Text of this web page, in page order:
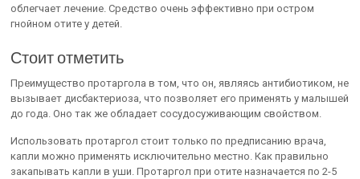
облегчает лечение. Средство очень эффективно при остром
гнойном отите у детей.
Стоит отметить
Преимущество протаргола в том, что он, являясь антибиотиком, не
вызывает дисбактериоза, что позволяет его применять у малышей
до года. Оно так же обладает сосудосуживающим свойством.
Использовать протаргол стоит только по предписанию врача,
капли можно применять исключительно местно. Как правильно
закапывать капли в уши. Протаргол при отите назначается по 2-5